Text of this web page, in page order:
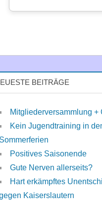
BEITRÄGE
Mitgliederversammlung +
Kein Jugendtraining in
Sommerferien
Positives Saisonende
Gute Nerven allerseits?
Hart erkämpftes
Kaiserslautern